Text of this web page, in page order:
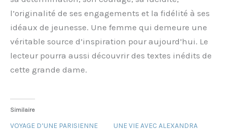
l’originalité de ses engagements et la fidélité à ses
idéaux de jeunesse. Une femme qui demeure une
véritable source d’inspiration pour aujourd’hui. Le
lecteur pourra aussi découvrir des textes inédits de
cette grande dame.
Similaire
VOYAGE D’UNE PARISIENNE
UNE VIE AVEC ALEXANDRA